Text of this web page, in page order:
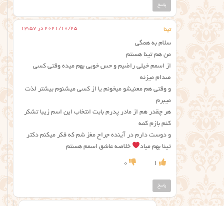
پاسخ
تینا 2021/10/25 در 13:57
سلام به همگی
من هم تینا هستم
از اسمم خیلی راضیم و حس خوبی بهم میده وقتی کسی
صدام میزنه
و وقتی هم معنیشو میخونم یا از کسی میشنوم بیشتر لذت
میبرم
هر چقدر هم از مادر پدرم بابت انتخاب این اسم زیبا تشکر
کنم بازم کمه
و دوست دارم در آینده جراح مغز شم که فکر میکنم دکتر
تینا بهم میاد
خلاصه عاشق اسمم هستم
1
0
پاسخ